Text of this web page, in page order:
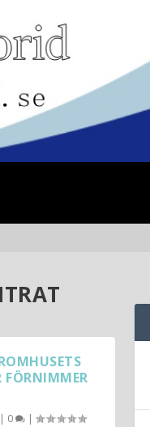
FÖRNIMMER
| 0 |